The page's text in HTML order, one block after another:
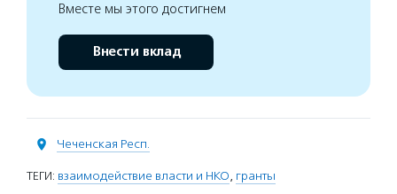
Вместе мы этого достигнем
Внести вклад
Чеченская Респ.
ТЕГИ: взаимодействие власти и НКО, гранты